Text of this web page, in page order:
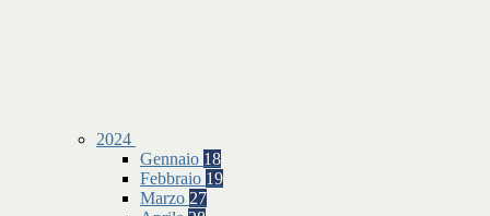
2024
Gennaio 18
Febbraio 19
Marzo 27